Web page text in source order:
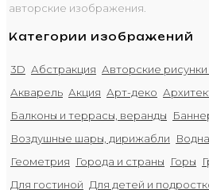
авторские изображения.
Категории изображений
3D Абстракция Авторские
Акварель Акция Арт-деко
Балконы и террасы, веранды
Воздушные шары, дирижабли
Геометрия
Города и страны Горы
Для гостиной Для детей и